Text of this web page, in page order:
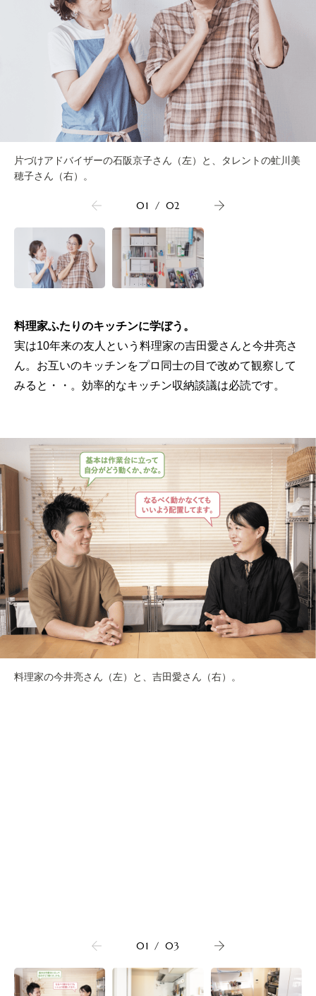
片づけアドバイザーの石阪京子さん（左）と、タレントの虻川美
穂子さん（右）。
01 / 02
料理家ふたりのキッチンに学ぼう。
実は10年来の友人という料理家の吉田愛さんと今井亮さ
ん。お互いのキッチンをプロ同士の目で改めて観察して
みると・・。効率的なキッチン収納談議は必読です。
料理家の今井亮さん（左）と、吉田愛さん（右）。
01 / 03